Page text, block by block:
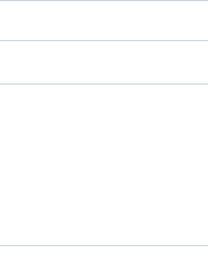
İbrahim